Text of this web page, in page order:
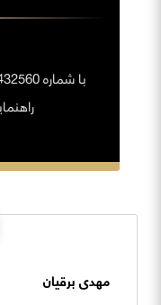
مهدی برقیان